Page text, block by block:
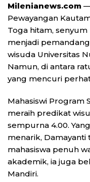
Milenianews.com —
Pewayangan
Toga hitam,
menjadi
wisuda Universitas
Namun, di antara
yang mencuri
Mahasiswi Program
meraih predikat
sempurna 4.00.
menarik, Damayanti
mahasiswa penuh
akademik, ia juga
Mandiri.